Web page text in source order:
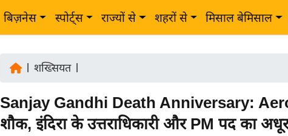
बिज़नेस स्पोर्ट्स राज्यों से शहरों से मिसाल बेमिसाल
शख्सियत|
Sanjay Gandhi Death Anniversary:
शौक, इंदिरा के उत्तराधिकारी और PM पद का